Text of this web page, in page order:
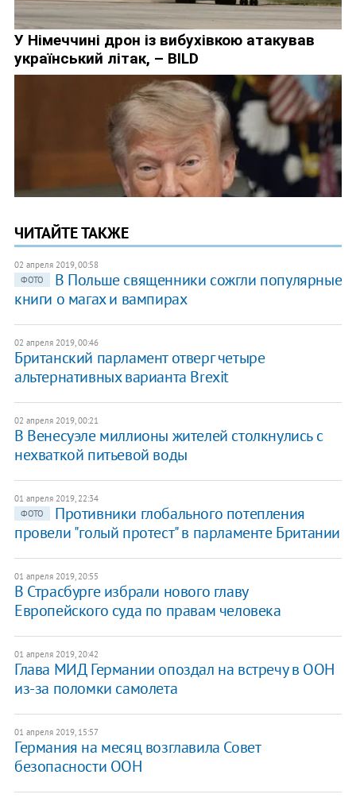
ЧИТАЙТЕ ТАКЖЕ
02 апреля 2019, 00:58
ФОТО
В Польше священники сожгли популярные
книги о магах и вампирах
02 апреля 2019, 00:46
Британский парламент отверг четыре
альтернативных варианта Brexit
02 апреля 2019, 00:21
В Венесуэле миллионы жителей столкнулись с
нехваткой питьевой воды
01 апреля 2019, 22:34
ФОТО
Противники глобального потепления
провели "голый протест" в парламенте Британии
01 апреля 2019, 20:55
В Страсбурге избрали нового главу
Европейского суда по правам человека
01 апреля 2019, 20:42
Глава МИД Германии опоздал на встречу в ООН
из-за поломки самолета
01 апреля 2019, 15:57
Германия на месяц возглавила Совет
безопасности ООН